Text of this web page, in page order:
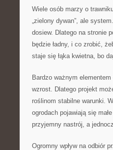
Wiele osób marzy o
„zielony dywan”, ale
dosiew. Dlatego na stronie
będzie ładny, i co zrobić,
staje się łąka kwietna, bo
Bardzo ważnym
wzrost. Dlatego projekt
roślinom stabilne warunki.
ogrodach pojawiają się
przyjemny nastrój, a
Ogromny wpływ na odbiór